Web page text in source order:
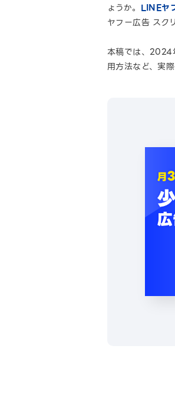
ょうか。 LINEヤ
ヤフー広告 スク
本稿では、2024
用方法など、実